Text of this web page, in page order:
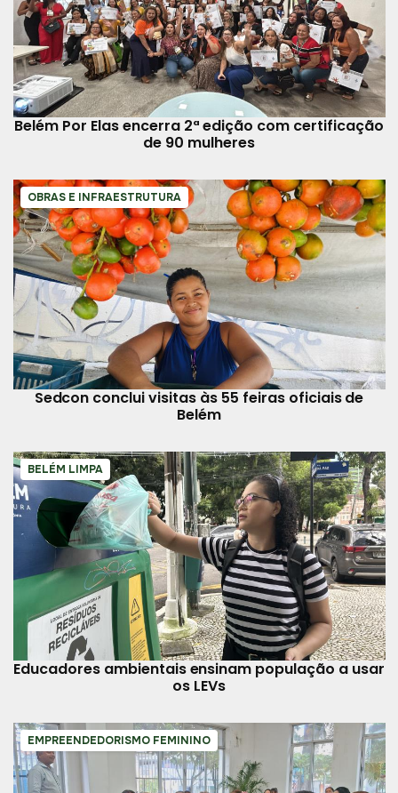
Belém Por Elas encerra 2ª edição com certificação
de 90 mulheres
OBRAS E INFRAESTRUTURA
Sedcon conclui visitas às 55 feiras oficiais de
Belém
BELÉM LIMPA
Educadores ambientais ensinam população a usar
os LEVs
EMPREENDEDORISMO FEMININO